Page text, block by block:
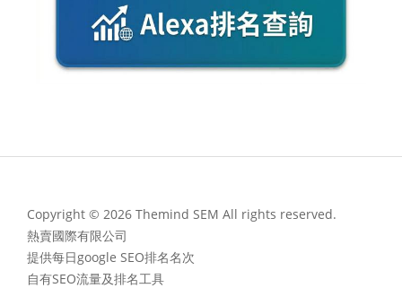
Copyright © 2026 Themind SEM All rights reserved.
熱賣國際有限公司
提供每日google SEO排名名次
自有SEO流量及排名工具